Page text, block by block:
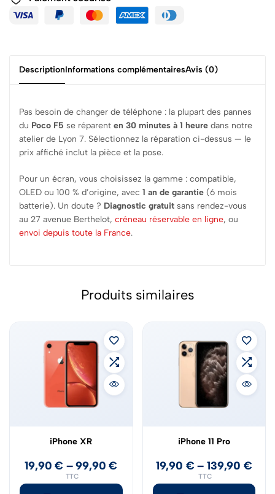
DescriptionInformations complémentairesAvis (0)
Pas besoin de changer de téléphone : la plupart des pannes
du Poco F5 se réparent en 30 minutes à 1 heure dans notre
atelier de Lyon 7. Sélectionnez la réparation ci-dessus — le
prix affiché inclut la pièce et la pose.
Pour un écran, vous choisissez la gamme : compatible,
OLED ou 100 % d’origine, avec 1 an de garantie (6 mois
batterie). Un doute ? Diagnostic gratuit sans rendez-vous
au 27 avenue Berthelot, créneau réservable en ligne, ou
envoi depuis toute la France.
Produits similaires
iPhone XR
19,90€ –99,90€
TTC
iPhone 11 Pro
19,90 € –139,90 €
TTC